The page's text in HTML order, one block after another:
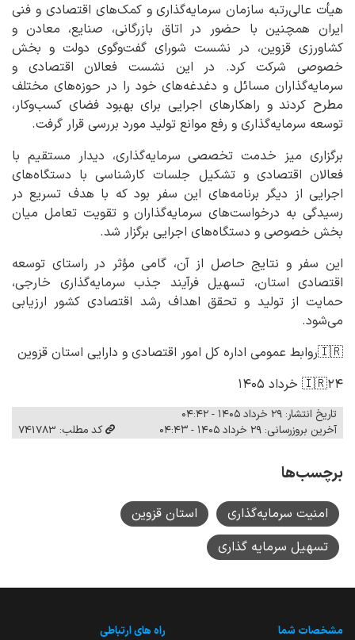
هیأت عالی‌رتبه سازمان سرمایه‌گذاری و کمک‌های اقتصادی و فنی
ایران همچنین با حضور در اتاق بازرگانی، صنایع، معادن و
کشاورزی قزوین، در نشست شورای گفت‌وگوی دولت و بخش
خصوصی شرکت کرد. در این نشست فعالان اقتصادی و
سرمایه‌گذاران مسائل و دغدغه‌های خود را در حوزه‌های مختلف
مطرح کردند و راهکارهای اجرایی برای بهبود فضای کسب‌وکار،
توسعه سرمایه‌گذاری و رفع موانع تولید مورد بررسی قرار گرفت.
برگزاری میز خدمت تخصصی سرمایه‌گذاری، دیدار مستقیم با
فعالان اقتصادی و تشکیل جلسات کارشناسی با دستگاه‌های
اجرایی از دیگر برنامه‌های این سفر بود که با هدف تسریع در
رسیدگی به درخواست‌های سرمایه‌گذاران و تقویت تعامل میان
بخش خصوصی و دستگاه‌های اجرایی برگزار شد.
این سفر و نتایج حاصل از آن، گامی مؤثر در راستای توسعه
اقتصادی استان، تسهیل فرآیند جذب سرمایه‌گذاری خارجی،
حمایت از تولید و تحقق اهداف رشد اقتصادی کشور ارزیابی
می‌شود.
🇮🇷روابط عمومی اداره کل امور اقتصادی و دارایی استان قزوین
🇮🇷۲۴ خرداد ۱۴۰۵
تاریخ انتشار: ۲۹ خرداد ۱۴۰۵ - ۰۴:۴۲
آخرین بروزرسانی: ۲۹ خرداد ۱۴۰۵ - ۰۴:۴۳
کد مطلب: 741783
برچسب‌ها
امنیت سرمایه‌گذاری
استان قزوین
تسهیل سرمایه گذاری
مشخصات شما راه های ارتباطی